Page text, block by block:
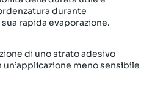
durante
rapida evaporazione.
di uno strato adesivo
meno sensibile